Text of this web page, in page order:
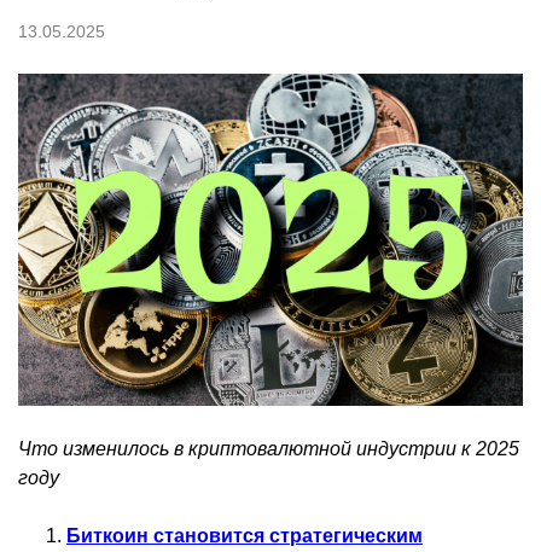
13.05.2025
Что изменилось в криптовалютной индустрии к 2025
году
Биткоин становится стратегическим